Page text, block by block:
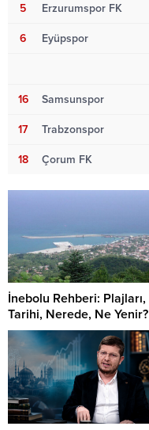
5 Erzurumspor FK
6 Eyüpspor
16 Samsunspor
17 Trabzonspor
18 Çorum FK
İnebolu Rehberi: Plajları,
Tarihi, Nerede, Ne Yenir?